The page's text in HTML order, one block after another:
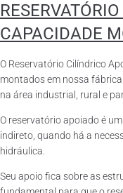
CAPACIDADE
O Reservatório Cilíndrico
montados em nossa
na área industrial, rural e
O reservatório apoiado é
indireto, quando há a
hidráulica.
Seu apoio fica sobre as